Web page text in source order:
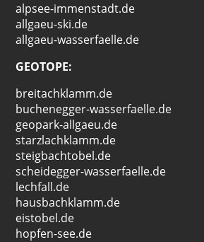
alpsee-immenstadt.de
allgaeu-ski.de
allgaeu-wasserfaelle.de
GEOTOPE:
breitachklamm.de
buchenegger-wasserfaelle.de
geopark-allgaeu.de
starzlachklamm.de
steigbachtobel.de
scheidegger-wasserfaelle.de
lechfall.de
hausbachklamm.de
eistobel.de
hopfen-see.de